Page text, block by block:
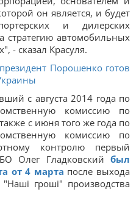
он является, и будет
и дилерских
стратегию автомобильных
- сказал Красуля.
Порошенко готов
с августа 2014 года по
комиссию по
с июня того же года по
комиссию по
контролю первый
Олег Гладковский был
от 4 марта после выхода
гроші" производства